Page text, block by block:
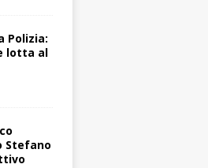
Polizia:
lotta al
Stefano